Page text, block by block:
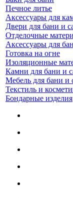
Печное литье
Аксессуары для
Двери для бани и
Отделочные
Аксессуары для
Готовка на огне
Изоляционные
Камни для бани и
Мебель для бани и
Текстиль и
Бондарные изделия